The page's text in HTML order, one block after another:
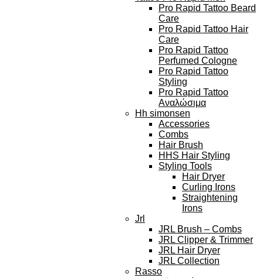
Pro Rapid Tattoo Beard
Care
Pro Rapid Tattoo Hair
Care
Pro Rapid Tattoo
Perfumed Cologne
Pro Rapid Tattoo
Styling
Pro Rapid Tattoo
Αναλώσιμα
Hh simonsen
Accessories
Combs
Hair Brush
HHS Hair Styling
Styling Tools
Hair Dryer
Curling Irons
Straightening
Irons
Jrl
JRL Brush – Combs
JRL Clipper & Trimmer
JRL Hair Dryer
JRL Collection
Rasso